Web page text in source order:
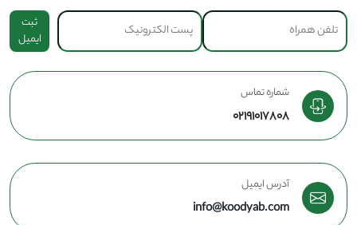
ثبت
ایمیل
شماره تماس
02191017808
آدرس ایمیل
info@koodyab.com